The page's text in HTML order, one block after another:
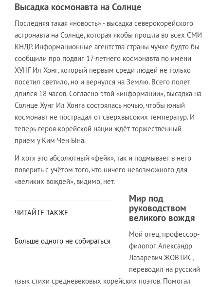
Высадка космонавта на Солнце
Последняя такая «новость» - высадка северокорейского
астронавта на Солнце, которая якобы прошла во всех СМИ
КНДР. Информационные агентства страны чучхе будто бы
сообщили про подвиг 17-летнего космонавта по имени
ХУНГ Ил Хонг, который первым среди людей не только
посетил светило, но и вернулся на Землю. Всего полет
длился 18 часов. Согласно этой «информации», высадка на
Солнце Хунг Ил Хонга состоялась ночью, чтобы юный
космонавт не пострадал от сверхвысоких температур. И
теперь героя корейской нации ждёт торжественный
прием у Ким Чен Ына.
И хотя это абсолютный «фейк», так и подмывает в него
поверить с учётом того, что ничего невозможного для
«великих вождей», видимо, нет.
ЧИТАЙТЕ ТАКЖЕ
Больше одного не собираться
Мир под
руководством
великого вождя
Мой отец, профессор-
филолог Александр
Лазаревич ЖОВТИС,
переводил на русский
язык стихи средневековых корейских поэтов. Помогал